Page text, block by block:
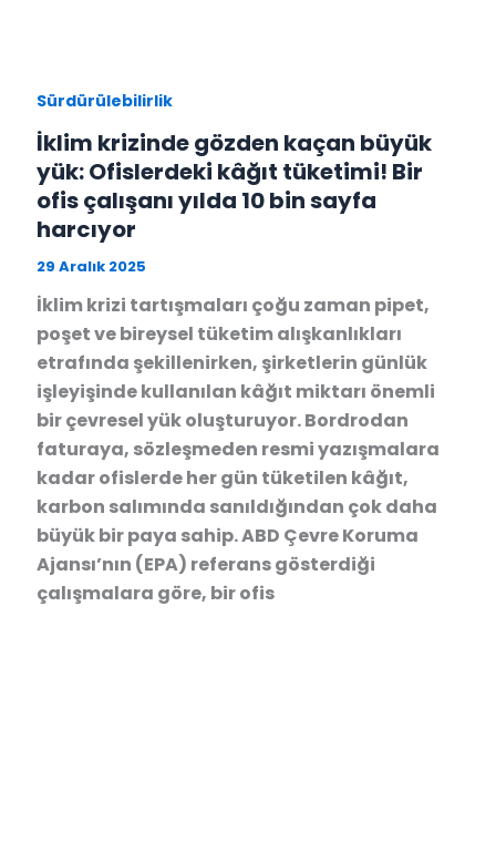
Sürdürülebilirlik
İklim krizinde gözden kaçan büyük
yük: Ofislerdeki kâğıt tüketimi! Bir
ofis çalışanı yılda 10 bin sayfa
harcıyor
29 Aralık 2025
İklim krizi tartışmaları çoğu zaman pipet,
poşet ve bireysel tüketim alışkanlıkları
etrafında şekillenirken, şirketlerin günlük
işleyişinde kullanılan kâğıt miktarı önemli
bir çevresel yük oluşturuyor. Bordrodan
faturaya, sözleşmeden resmi yazışmalara
kadar ofislerde her gün tüketilen kâğıt,
karbon salımında sanıldığından çok daha
büyük bir paya sahip. ABD Çevre Koruma
Ajansı’nın (EPA) referans gösterdiği
çalışmalara göre, bir ofis